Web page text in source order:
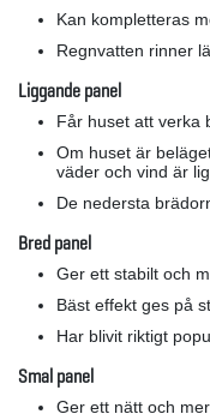
Kan kompletteras
Regnvatten rinner
Liggande panel
Får huset att verka
Om huset är
väder och vind är
De nedersta
Bred panel
Ger ett stabilt och
Bäst effekt ges på
Har blivit riktigt
Smal panel
Ger ett nätt och